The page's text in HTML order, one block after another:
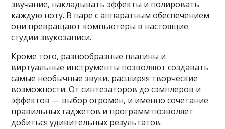
звучание, накладывать эффекты и полировать
каждую ноту. В паре с аппаратным обеспечением
они превращают компьютеры в настоящие
студии звукозаписи.
Кроме того, разнообразные плагины и
виртуальные инструменты позволяют создавать
самые необычные звуки, расширяя творческие
возможности. От синтезаторов до сэмплеров и
эффектов — выбор огромен, и именно сочетание
правильных гаджетов и программ позволяет
добиться удивительных результатов.